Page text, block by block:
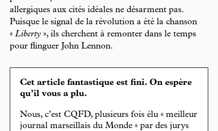
allergiques aux cités idéales ne désarment pas.
Puisque le signal de la révolution a été la chanson
« Liberty », ils cherchent à remonter dans le temps
pour flinguer John Lennon.
Cet article fantastique est fini. On espère
qu’il vous a plu.
Nous, c’est CQFD, plusieurs fois élu « meilleur
journal marseillais du Monde » par des jurys